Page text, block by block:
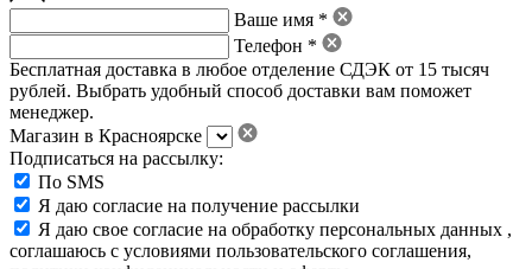
Ваше имя *
Телефон *
Бесплатная доставка в любое отделение СДЭК от 15 тысяч
рублей. Выбрать удобный способ доставки вам поможет
менеджер.
Магазин в Красноярске
Подписаться на рассылку:
По SMS
Я даю согласие на получение рассылки
Я даю свое согласие на обработку персональных данных ,
соглашаюсь с условиями пользовательского соглашения,